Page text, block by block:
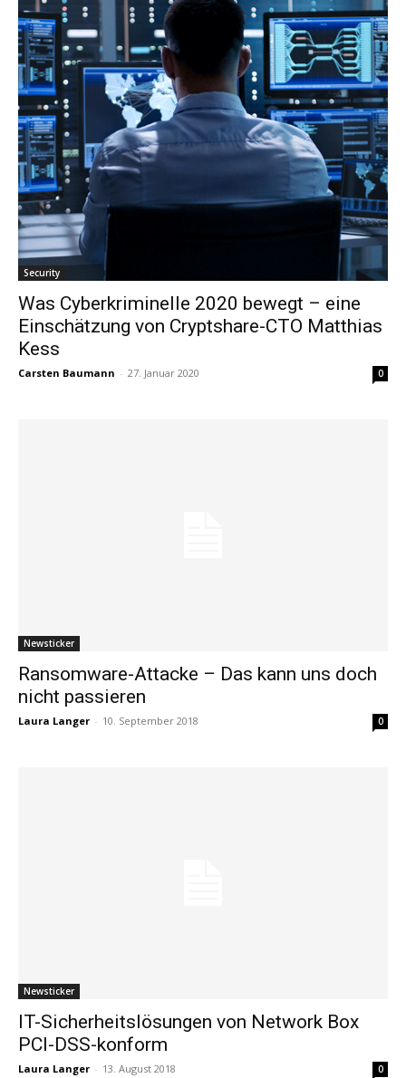
Security
Was Cyberkriminelle 2020 bewegt – eine
Einschätzung von Cryptshare-CTO Matthias
Kess
Carsten Baumann - 27. Januar 2020 0
Newsticker
Ransomware-Attacke – Das kann uns doch
nicht passieren
Laura Langer - 10. September 2018 0
Newsticker
IT-Sicherheitslösungen von Network Box
PCI-DSS-konform
Laura Langer - 13. August 2018 0